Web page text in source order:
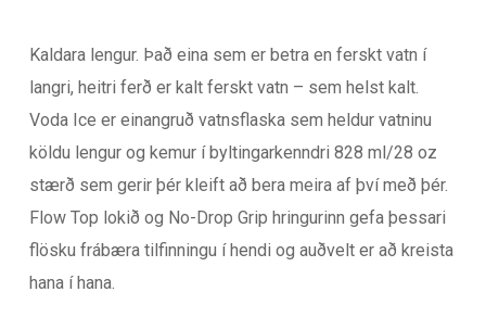
Kaldara lengur. Það eina sem er betra en ferskt vatn í
langri, heitri ferð er kalt ferskt vatn – sem helst kalt.
Voda Ice er einangruð vatnsflaska sem heldur vatninu
köldu lengur og kemur í byltingarkenndri 828 ml/28 oz
stærð sem gerir þér kleift að bera meira af því með þér.
Flow Top lokið og No-Drop Grip hringurinn gefa þessari
flösku frábæra tilfinningu í hendi og auðvelt er að kreista
hana í hana.